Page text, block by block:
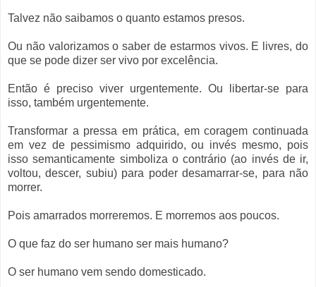
Talvez não saibamos o quanto estamos presos.
Ou não valorizamos o saber de estarmos vivos. E livres, do
que se pode dizer ser vivo por excelência.
Então é preciso viver urgentemente. Ou libertar-se para
isso, também urgentemente.
Transformar a pressa em prática, em coragem continuada
em vez de pessimismo adquirido, ou invés mesmo, pois
isso semanticamente simboliza o contrário (ao invés de ir,
voltou, descer, subiu) para poder desamarrar-se, para não
morrer.
Pois amarrados morreremos. E morremos aos poucos.
O que faz do ser humano ser mais humano?
O ser humano vem sendo domesticado.